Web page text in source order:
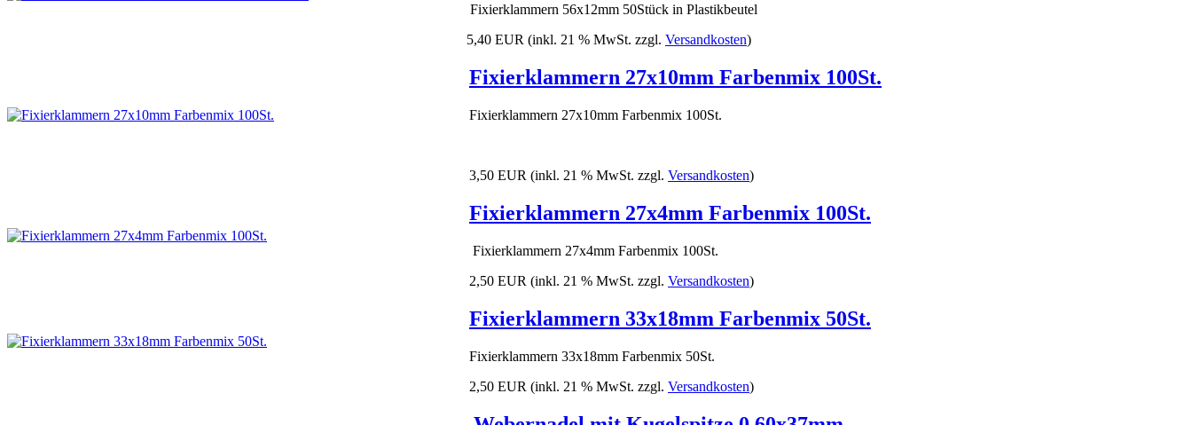
Fixierklammern 56x12mm 50Stück in Plastikbeutel
5,40 EUR (inkl. 21 % MwSt. zzgl. Versandkosten)
Fixierklammern 27x10mm Farbenmix 100St.
Fixierklammern 27x10mm Farbenmix 100St.
3,50 EUR (inkl. 21 % MwSt. zzgl. Versandkosten)
Fixierklammern 27x4mm Farbenmix 100St.
Fixierklammern 27x4mm Farbenmix 100St.
2,50 EUR (inkl. 21 % MwSt. zzgl. Versandkosten)
Fixierklammern 33x18mm Farbenmix 50St.
Fixierklammern 33x18mm Farbenmix 50St.
2,50 EUR (inkl. 21 % MwSt. zzgl. Versandkosten)